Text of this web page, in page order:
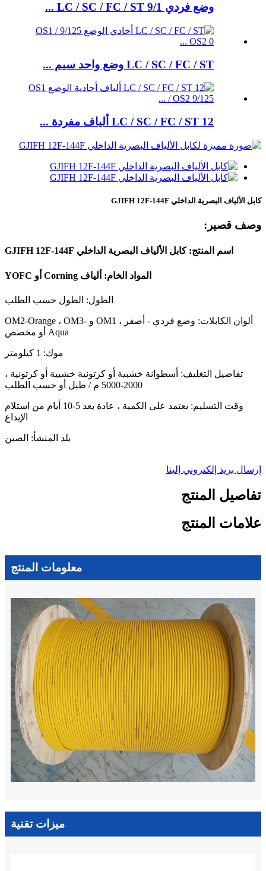
وضع فردي LC / SC / FC / ST 9/1 ...
LC / SC / FC / ST وضع واحد سيم ...
LC / SC / FC / ST 12 ألياف مفردة ...
كابل الألياف البصرية الداخلي GJIFH 12F-144F
وصف قصير:
اسم المنتج: كابل الألياف البصرية الداخلي GJIFH 12F-144F
المواد الخام: ألياف Corning أو YOFC
الطول: الطول حسب الطلب
ألوان الكابلات: وضع فردي - أصفر ، OM1 و OM2-Orange ، OM3-
Aqua أو مخصص
موك: 1 كيلومتر
تفاصيل التغليف: أسطوانة خشبية أو كرتونية خشبية أو كرتونية ،
2000-5000 م / طبل أو حسب الطلب
وقت التسليم: يعتمد على الكمية ، عادة بعد 5-10 أيام من استلام
الإيداع
بلد المنشأ: الصين
إرسال بريد إلكتروني إلينا
تفاصيل المنتج
علامات المنتج
معلومات المنتج
ميزات تقنية